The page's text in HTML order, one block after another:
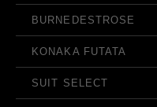
BURNEDESTROSE
KONAKA FUTATA
SUIT SELECT